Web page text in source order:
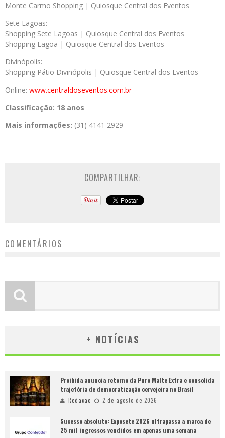
Monte Carmo Shopping | Quiosque Central dos Eventos
Sete Lagoas:
Shopping Sete Lagoas | Quiosque Central dos Eventos
Shopping Lagoa | Quiosque Central dos Eventos
Divinópolis:
Shopping Pátio Divinópolis | Quiosque Central dos Eventos
Online: www.centraldoseventos.com.br
Classificação: 18 anos
Mais informações: (31) 4141 2929
COMPARTILHAR:
COMENTÁRIOS
+ NOTÍCIAS
Proibida anuncia retorno da Puro Malte Extra e consolida
trajetória de democratização cervejeira no Brasil
Redacao 2 de agosto de 2026
Sucesso absoluto: Exposete 2026 ultrapassa a marca de
25 mil ingressos vendidos em apenas uma semana